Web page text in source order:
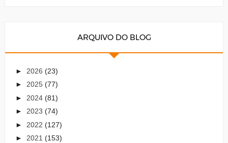
ARQUIVO DO BLOG
► 2026 (23)
► 2025 (77)
► 2024 (81)
► 2023 (74)
► 2022 (127)
► 2021 (153)